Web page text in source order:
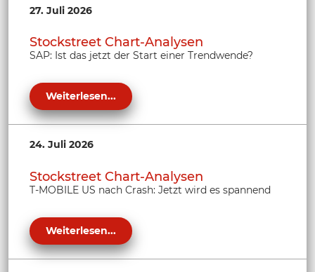
27. Juli 2026
Stockstreet Chart-Analysen
SAP: Ist das jetzt der Start einer Trendwende?
Weiterlesen...
24. Juli 2026
Stockstreet Chart-Analysen
T-MOBILE US nach Crash: Jetzt wird es spannend
Weiterlesen...